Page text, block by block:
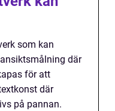
som kan
där
för att
där
på pannan.